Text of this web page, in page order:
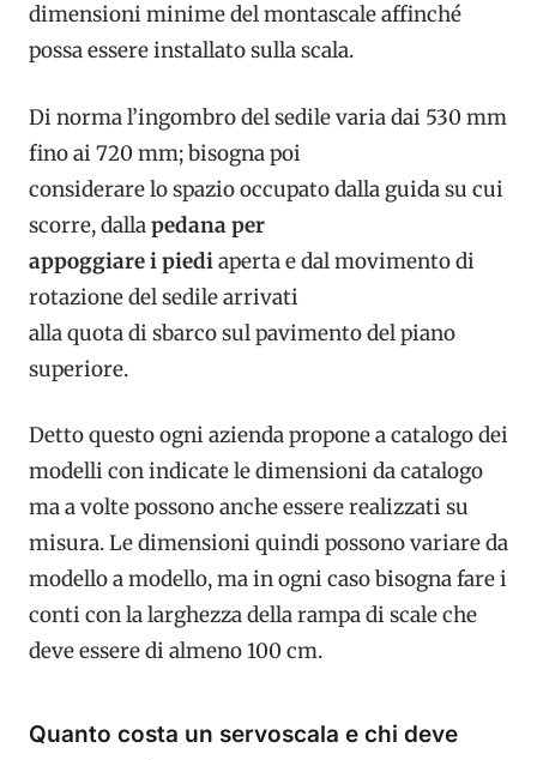
dimensioni minime del montascale affinché
possa essere installato sulla scala.
Di norma l’ingombro del sedile varia dai 530 mm
fino ai 720 mm; bisogna poi
considerare lo spazio occupato dalla guida su cui
scorre, dallapedana per
appoggiare i piediaperta e dal movimento di
rotazione del sedile arrivati
alla quota di sbarco sul pavimento del piano
superiore.
Detto questo ogni azienda propone a catalogo dei
modelli con indicate le dimensioni da catalogo
ma a volte possono anche essere realizzati su
misura. Le dimensioni quindi possono variare da
modello a modello, ma in ogni caso bisogna fare i
conti con la larghezza della rampa di scale che
deve essere di almeno 100 cm.
Quanto costa un servoscala e chi deve